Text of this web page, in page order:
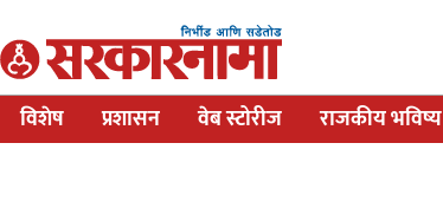
विशेष प्रशासन वेब स्टोरीज राजकीय भविष्य